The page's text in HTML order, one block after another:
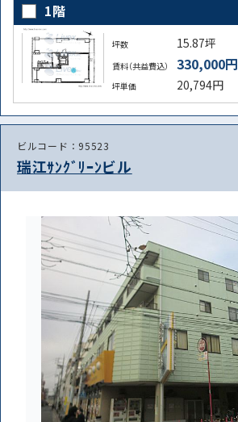
1階
坪数 15.87坪
賃料（共益費込） 330,000円
坪単価 20,794円
ビルコード：95523
瑞江ｻﾝｸﾞﾘｰﾝビル